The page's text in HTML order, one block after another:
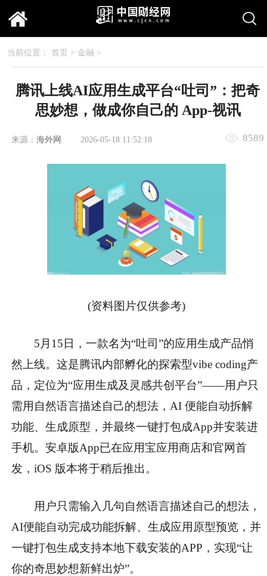
当前位置： 首页 > 金融 >
腾讯上线AI应用生成平台“吐司”：把奇
思妙想，做成你自己的 App-视讯
来源： 海外网 2026-05-18 11:52:18 8589
(资料图片仅供参考)
5月15日，一款名为“吐司”的应用生成产品悄
然上线。这是腾讯内部孵化的探索型vibe coding产
品，定位为“应用生成及灵感共创平台”——用户只
需用自然语言描述自己的想法，AI 便能自动拆解
功能、生成原型，并最终一键打包成App并安装进
手机。安卓版App已在应用宝应用商店和官网首
发，iOS 版本将于稍后推出。
用户只需输入几句自然语言描述自己的想法，
AI便能自动完成功能拆解、生成应用原型预览，并
一键打包生成支持本地下载安装的APP，实现“让
你的奇思妙想新鲜出炉”。